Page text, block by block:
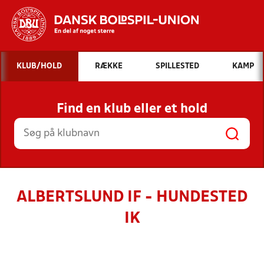
Hvad vil du søge efter?
INDHOLD OG NYHEDER
STILLINGER, RESULTATER, KLUBBER OG
HOLD
KLUB/HOLD RÆKKE SPILLESTED KAMP
Find en klub eller et hold
ALBERTSLUND IF - HUNDESTED
IK